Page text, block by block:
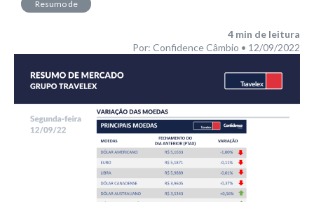
Resumo de
4 min de leitura
Por: Confidence Câmbio • 12/09/2022